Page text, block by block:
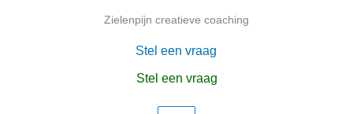
Zielenpijn creatieve coaching
Hoofdmenu
Stel een vraag
Stel een vraag